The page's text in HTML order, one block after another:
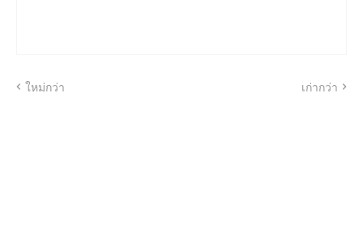
ใหม่กว่า เก่ากว่า